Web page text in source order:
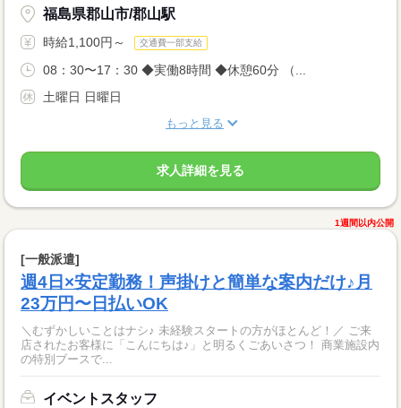
福島県郡山市/郡山駅
時給1,100円～ 交通費一部支給
08：30〜17：30 ◆実働8時間 ◆休憩60分 （...
土曜日 日曜日
もっと見る
求人詳細を見る
1週間以内公開
[一般派遣]
週4日×安定勤務！声掛けと簡単な案内だけ♪月
23万円〜日払いOK
＼むずかしいことはナシ♪ 未経験スタートの方がほとんど！／ ご来
店されたお客様に「こんにちは♪」と明るくごあいさつ！ 商業施設内
の特別ブースで...
イベントスタッフ